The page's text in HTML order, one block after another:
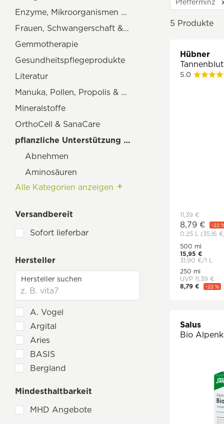
Enzyme, Mikroorganismen & fermentierte Produkte
Frauen, Schwangerschaft & Stillen
Gemmotherapie
Gesundheitspflegeprodukte
Literatur
Manuka, Pollen, Propolis & Gelée royale
Mineralstoffe
OrthoCell & SanaCare
pflanzliche Unterstützung & Arznei
Abnehmen
Aminosäuren
Antioxidantien
Atemwege & Hals
Energie
Gehirn & Gedächtnis
Haut, Haare & Bindegewebe
Herz-Kreislauf
Immunsystem
Leber & Galle
Männer
Magen-Darm
Alle Kategorien anzeigen
Versandbereit
Sofort lieferbar
Hersteller
A. Vogel
Argital
Aries
BASIS
Bergland
Dautzenberg-Meyer
doc phytolabor
Mindesthaltbarkeit
MHD Angebote
Pfefferminz
5 Produkte
Hübner
5.0
11,39 €
8,79 € -22
0.25 L (35,16 €
500 ml
15,95 €
31,90 €/1 L
250 ml
UVP 11,39 €
8,79 €
-22 %
Salus
Bio